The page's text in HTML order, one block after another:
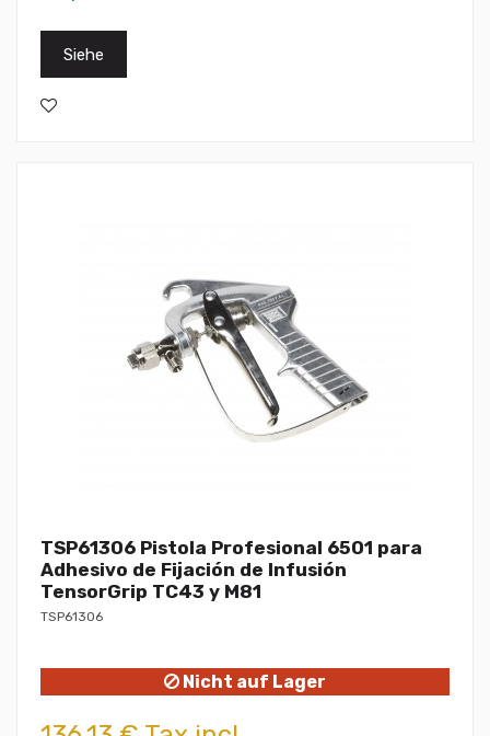
Siehe
TSP61306 Pistola Profesional 6501 para
Adhesivo de Fijación de Infusión
TensorGrip TC43 y M81
TSP61306
Nicht auf Lager